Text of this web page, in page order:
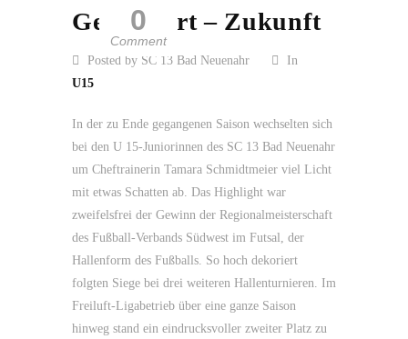
0
Comment
Gegenwart – Zukunft
Posted by SC 13 Bad Neuenahr
In
U15
In der zu Ende gegangenen Saison wechselten sich
bei den U 15-Juniorinnen des SC 13 Bad Neuenahr
um Cheftrainerin Tamara Schmidtmeier viel Licht
mit etwas Schatten ab. Das Highlight war
zweifelsfrei der Gewinn der Regionalmeisterschaft
des Fußball-Verbands Südwest im Futsal, der
Hallenform des Fußballs. So hoch dekoriert
folgten Siege bei drei weiteren Hallenturnieren. Im
Freiluft-Ligabetrieb über eine ganze Saison
hinweg stand ein eindrucksvoller zweiter Platz zu